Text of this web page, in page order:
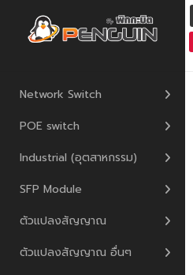
Network Switch
POE switch
Industrial (อุตสาหกรรม)
SFP Module
ตัวแปลงสัญญาณ
ตัวแปลงสัญญาณ อื่นๆ